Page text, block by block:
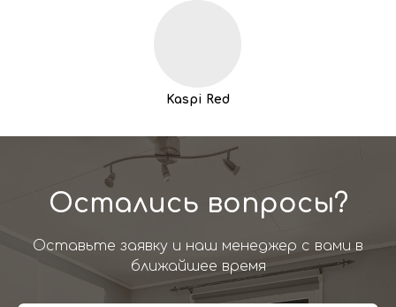
Kaspi Red
Остались вопросы?
Оставьте заявку и наш менеджер с вами в
ближайшее время